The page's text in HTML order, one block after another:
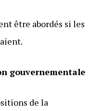
être abordés si les
gouvernementale
de la